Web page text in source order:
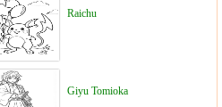
Raichu
Giyu Tomioka